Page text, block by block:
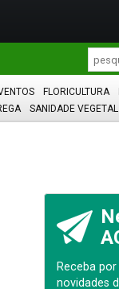
FLORICULTURA
SANIDADE VEGETAL
Receba
novidades